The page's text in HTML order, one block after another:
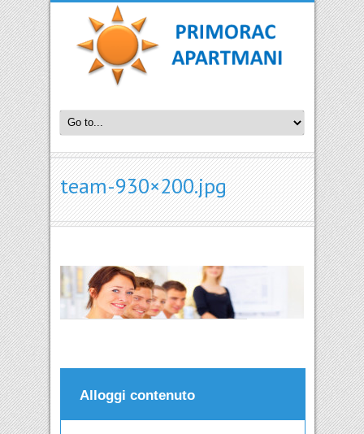
team-930×200.jpg
Alloggi contenuto